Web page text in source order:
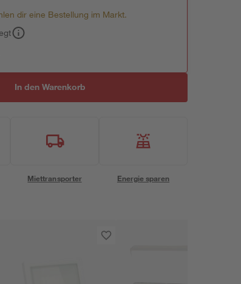
dir eine Bestellung im Markt.
In den Warenkorb
Miettransporter Energie sparen